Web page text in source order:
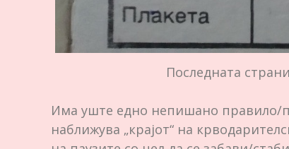
Последната
Има уште едно непишано правило/
наближува „крајот“ на